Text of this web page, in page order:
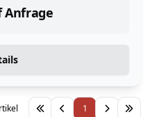
Anfrage
1